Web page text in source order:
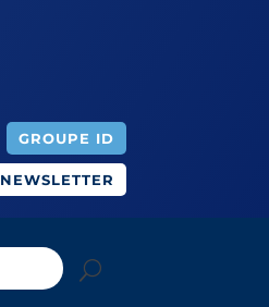
GROUPE ID
NEWSLETTER